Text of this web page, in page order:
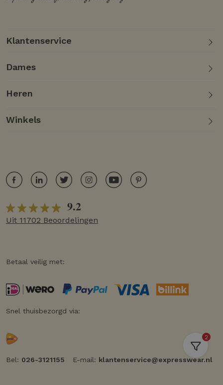
2
Klantenservice
Dames
Heren
Winkels
9.2
Uit 11702 Beoordelingen
Betaal veilig met:
Snel thuisbezorgd via:
Bel: 026-3121155 E-mail: klantenservice@expresswear.nl